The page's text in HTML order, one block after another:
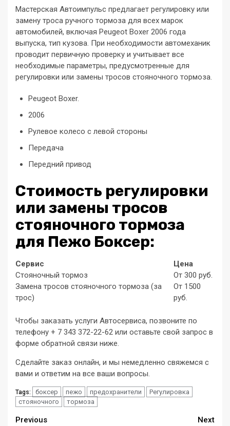
Мастерская Автоимпульс предлагает регулировку или
замену троса ручного тормоза для всех марок
автомобилей, включая Peugeot Boxer 2006 года
выпуска, тип кузова. При необходимости автомеханик
проводит первичную проверку и учитывает все
необходимые параметры, предусмотренные для
регулировки или замены тросов стояночного тормоза.
Peugeot Boxer.
2006
Рулевое колесо с левой стороны
Передача
Передний привод
Стоимость регулировки
или замены тросов
стояночного тормоза
для Пежо Боксер:
Сервис
Цена
Стояночный тормоз
От 300 руб.
Замена тросов стояночного тормоза (за
трос)
От 1500
руб.
Чтобы заказать услуги Автосервиса, позвоните по
телефону + 7 343 372-22-62 или оставьте свой запрос в
форме обратной связи ниже.
Сделайте заказ онлайн, и мы немедленно свяжемся с
вами и ответим на все ваши вопросы.
Tags: боксер пежо предохранители
Регулировка
стояночного
тормоза
Continue
Previous
Next